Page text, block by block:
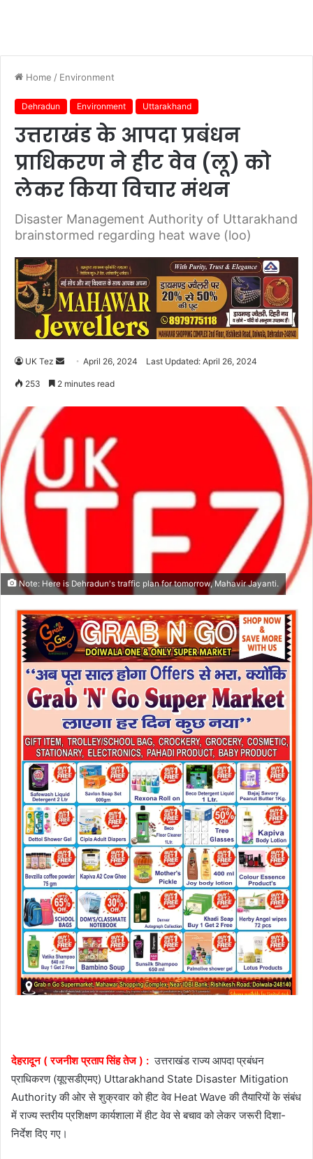
Home / Environment
Dehradun Environment Uttarakhand
उत्तराखंड के आपदा प्रबंधन
प्राधिकरण ने हीट वेव (लू) को
लेकर किया विचार मंथन
Disaster Management Authority of Uttarakhand
brainstormed regarding heat wave (loo)
UK Tez
d
m
a
i
April 26, 2024 Last Updated: April 26, 2024
253 2 minutes read
Note: Here is Dehradun's traffic plan for tomorrow, Mahavir Jayanti.
देहरादून ( रजनीश प्रताप सिंह तेज ) : उत्तराखंड राज्य आपदा प्रबंधन
प्राधिकरण (यूएसडीएमए) Uttarakhand State Disaster Mitigation
Authority की ओर से शुक्रवार को हीट वेव Heat Wave की तैयारियों के संबंध
में राज्य स्तरीय प्रशिक्षण कार्यशाला में हीट वेव से बचाव को लेकर जरूरी दिशा-
निर्देश दिए गए।